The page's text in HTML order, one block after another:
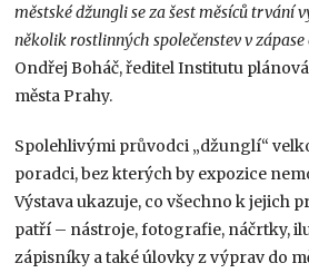
městské džungli se za šest měsíců trvání
několik rostlinných společenstev v
Ondřej Boháč, ředitel Institutu
města Prahy.
Spolehlivými průvodci „džunglí“
poradci, bez kterých by expozice
Výstava ukazuje, co všechno k jejich
patří – nástroje, fotografie, náčrtky,
zápisníky a také úlovky z výprav do